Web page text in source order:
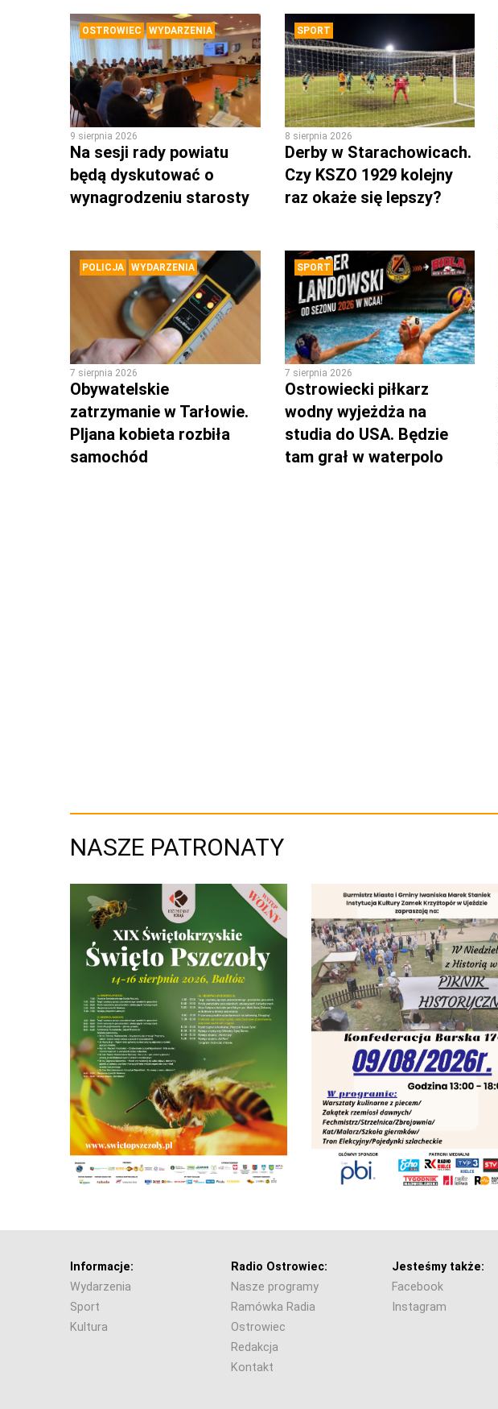
OSTROWIEC WYDARZENIA
9 sierpnia 2026
Na sesji rady powiatu
będą dyskutować o
wynagrodzeniu starosty
SPORT
8 sierpnia 2026
Derby w Starachowicach.
Czy KSZO 1929 kolejny
raz okaże się lepszy?
POLICJA WYDARZENIA
7 sierpnia 2026
Obywatelskie
zatrzymanie w Tarłowie.
PIjana kobieta rozbiła
samochód
SPORT
7 sierpnia 2026
Ostrowiecki piłkarz
wodny wyjeżdża na
studia do USA. Będzie
tam grał w waterpolo
NASZE PATRONATY
Informacje:
Wydarzenia
Sport
Kultura
Radio Ostrowiec:
Nasze programy
Ramówka Radia
Ostrowiec
Redakcja
Kontakt
Jesteśmy także:
Facebook
Instagram